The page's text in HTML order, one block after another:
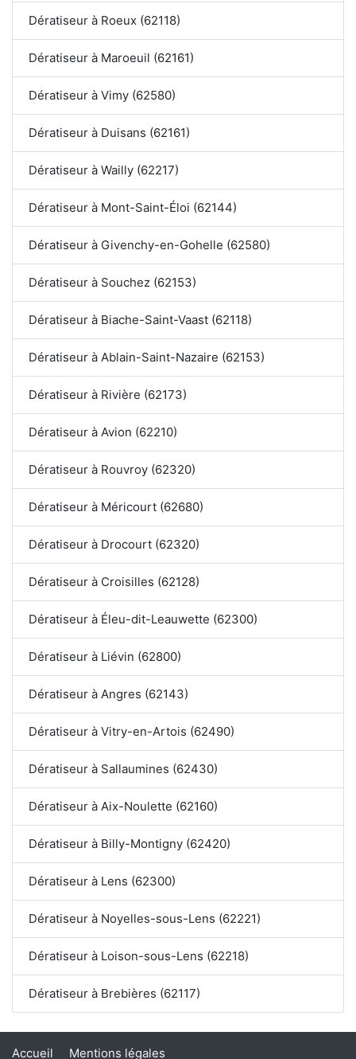
Dératiseur à Roeux (62118)
Dératiseur à Maroeuil (62161)
Dératiseur à Vimy (62580)
Dératiseur à Duisans (62161)
Dératiseur à Wailly (62217)
Dératiseur à Mont-Saint-Éloi (62144)
Dératiseur à Givenchy-en-Gohelle (62580)
Dératiseur à Souchez (62153)
Dératiseur à Biache-Saint-Vaast (62118)
Dératiseur à Ablain-Saint-Nazaire (62153)
Dératiseur à Rivière (62173)
Dératiseur à Avion (62210)
Dératiseur à Rouvroy (62320)
Dératiseur à Méricourt (62680)
Dératiseur à Drocourt (62320)
Dératiseur à Croisilles (62128)
Dératiseur à Éleu-dit-Leauwette (62300)
Dératiseur à Liévin (62800)
Dératiseur à Angres (62143)
Dératiseur à Vitry-en-Artois (62490)
Dératiseur à Sallaumines (62430)
Dératiseur à Aix-Noulette (62160)
Dératiseur à Billy-Montigny (62420)
Dératiseur à Lens (62300)
Dératiseur à Noyelles-sous-Lens (62221)
Dératiseur à Loison-sous-Lens (62218)
Dératiseur à Brebières (62117)
Accueil Mentions légales